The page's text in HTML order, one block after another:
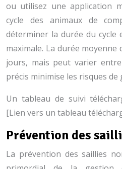
ou utilisez une application
cycle des animaux de
déterminer la durée du
maximale. La durée moyenne
jours, mais peut varier
précis minimise les risques de
Un tableau de suivi
[Lien vers un tableau
Prévention des
La prévention des saillies